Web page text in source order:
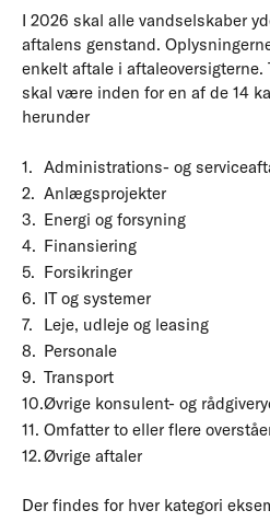
I 2026 skal alle vandselskaber
aftalens genstand.
enkelt aftale i
skal være inden for en af de 14
herunder
Administrations- og
Anlægsprojekter
Energi og forsyning
Finansiering
Forsikringer
IT og systemer
Leje, udleje og leasing
Personale
Transport
Øvrige konsulent- og
Omfatter to eller flere
Øvrige aftaler
Der findes for hver kategori